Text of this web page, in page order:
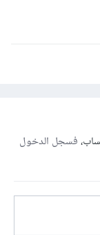
فسجل الدخول